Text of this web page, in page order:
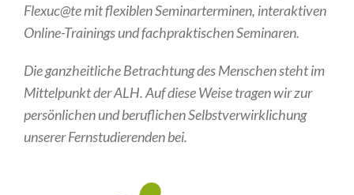
Flexuc@te mit flexiblen Seminarterminen, interaktiven
Online-Trainings und fachpraktischen Seminaren.
Die ganzheitliche Betrachtung des Menschen steht im
Mittelpunkt der ALH. Auf diese Weise tragen wir zur
persönlichen und beruflichen Selbstverwirklichung
unserer Fernstudierenden bei.